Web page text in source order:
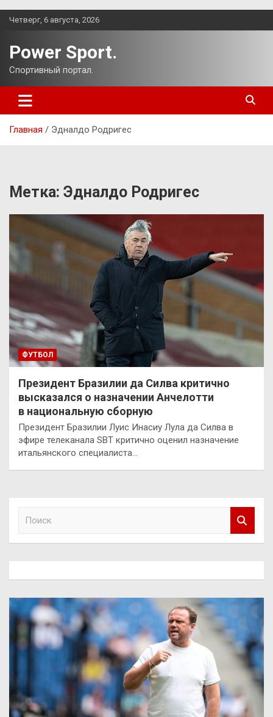
Перейти
Четверг, 6 августа, 2026
Power Sport.
Спортивный портал.
Главная Эдналдо Родригес
Метка: Эдналдо Родригес
ФУТБОЛ
Президент Бразилии да Силва критично
высказался о назначении Анчелотти
в национальную сборную
Президент Бразилии Луис Инасиу Лула да Силва в
эфире телеканала SBT критично оценил назначение
итальянского специалиста…